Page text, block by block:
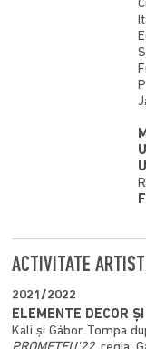
ACTIVITATE
2021/2022
ELEMENTE DECOR
Kali și Gábor Tompa